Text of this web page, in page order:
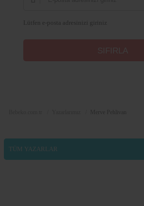
Lütfen e-posta adresinizi giriniz